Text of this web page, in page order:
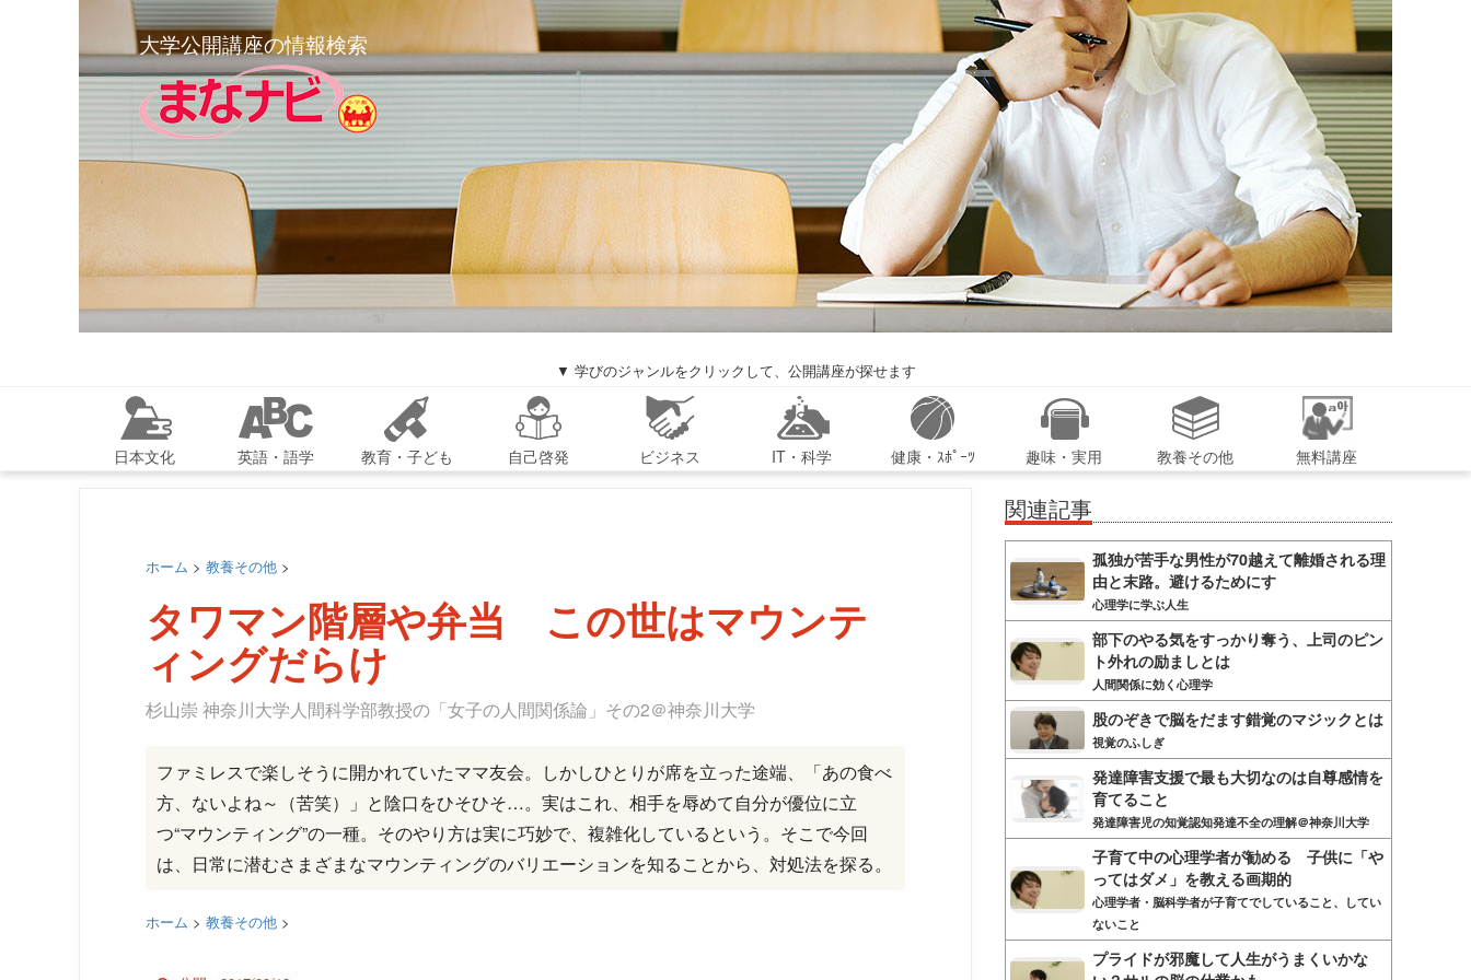
大学公開講座の情報検索
▼ 学びのジャンルをクリックして、公開講座が探せます
日本文化 英語・語学 教育・子ども 自己啓発 ビジネス IT・科学 健康・ｽﾎﾟｰﾂ 趣味・実用 教養その他 無料講座
ホーム > 教養その他 >
タワマン階層や弁当 この世はマウンテ
ィングだらけ
杉山崇 神奈川大学人間科学部教授の「女子の人間関係論」その2＠神奈川大学
ファミレスで楽しそうに開かれていたママ友会。しかしひとりが席を立った途端、「あの食べ
方、ないよね～（苦笑）」と陰口をひそひそ…。実はこれ、相手を辱めて自分が優位に立
つ“マウンティング”の一種。そのやり方は実に巧妙で、複雑化しているという。そこで今回
は、日常に潜むさまざまなマウンティングのバリエーションを知ることから、対処法を探る。
ホーム > 教養その他 >
関連記事
孤独が苦手な男性が70越えて離婚される理
由と末路。避けるためにす
心理学に学ぶ人生
部下のやる気をすっかり奪う、上司のピン
ト外れの励ましとは
人間関係に効く心理学
股のぞきで脳をだます錯覚のマジックとは
視覚のふしぎ
発達障害支援で最も大切なのは自尊感情を
育てること
発達障害児の知覚認知発達不全の理解＠神奈川大学
子育て中の心理学者が勧める 子供に「や
ってはダメ」を教える画期的
心理学者・脳科学者が子育てでしていること、してい
ないこと
プライドが邪魔して人生がうまくいかな